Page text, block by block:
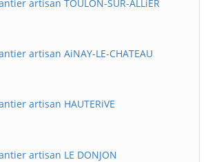
artisan TOULON-SUR-ALLiER
artisan AiNAY-LE-CHATEAU
artisan HAUTERiVE
artisan LE DONJON